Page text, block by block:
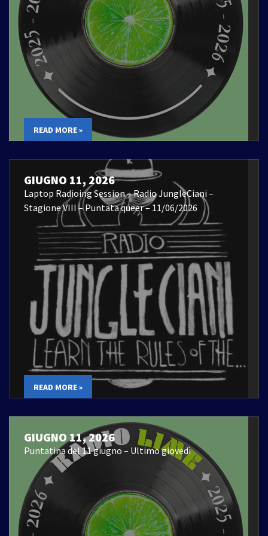
READ MORE »
GIUGNO 11, 2026
Laptop Radioing Session – Radio JungleCiani –
Stagione VIII – Puntata queer – 11/06/2026
READ MORE »
GIUGNO 11, 2026
Puntatina del 11 giugno – Ultimo giovedì